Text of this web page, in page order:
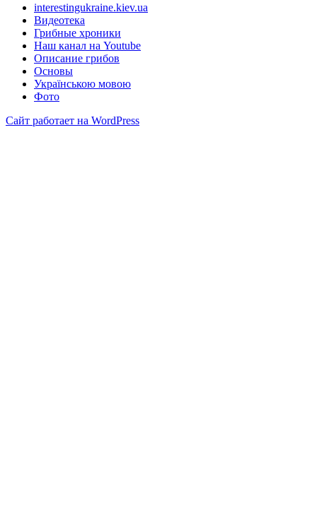
interestingukraine.kiev.ua
Видеотека
Грибные хроники
Наш канал на Youtube
Описание грибов
Основы
Українською мовою
Фото
Сайт работает на WordPress